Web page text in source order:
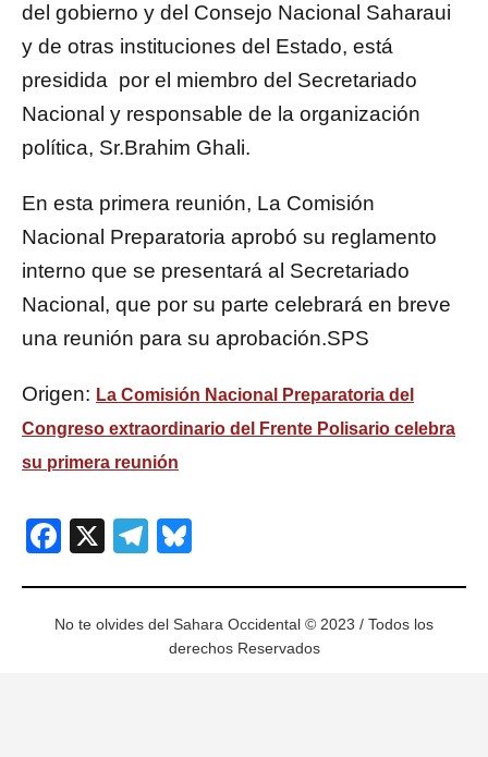
del gobierno y del Consejo Nacional Saharaui
y de otras instituciones del Estado, está
presidida por el miembro del Secretariado
Nacional y responsable de la organización
política, Sr.Brahim Ghali.
En esta primera reunión, La Comisión
Nacional Preparatoria aprobó su reglamento
interno que se presentará al Secretariado
Nacional, que por su parte celebrará en breve
una reunión para su aprobación.SPS
Origen: La Comisión Nacional Preparatoria del
Congreso extraordinario del Frente Polisario celebra
su primera reunión
Facebook
X Telegram
No te olvides del Sahara Occidental © 2023 / Todos los
derechos Reservados